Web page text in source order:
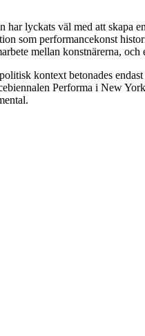
lyckats väl med att skapa
som performancekonst
mellan konstnärerna, och
kontext betonades
Performa i New